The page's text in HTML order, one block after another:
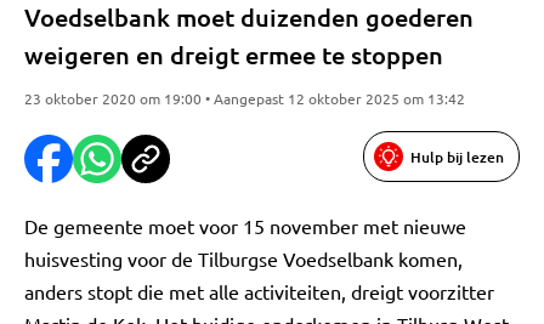
Voedselbank moet duizenden goederen
weigeren en dreigt ermee te stoppen
23 oktober 2020 om 19:00 • Aangepast 12 oktober 2025 om 13:42
Hulp bij lezen
De gemeente moet voor 15 november met nieuwe
huisvesting voor de Tilburgse Voedselbank komen,
anders stopt die met alle activiteiten, dreigt voorzitter